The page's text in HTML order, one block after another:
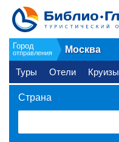
Город
отправления Москва
Туры Отели Круизы
Страна